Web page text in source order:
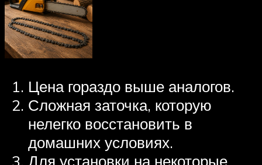
Цена гораздо выше аналогов.
Сложная заточка, которую
нелегко восстановить в
домашних условиях.
Для установки на некоторые